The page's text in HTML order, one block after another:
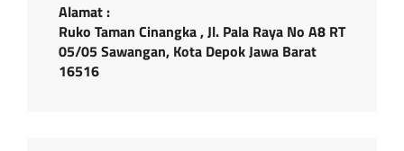
Alamat :
Ruko Taman Cinangka , Jl. Pala Raya No A8 RT
05/05 Sawangan, Kota Depok Jawa Barat
16516